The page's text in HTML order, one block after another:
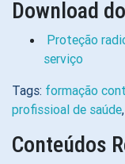
Download
Proteção
serviço
Tags: formação
profissioal de saúde,
Conteúdos